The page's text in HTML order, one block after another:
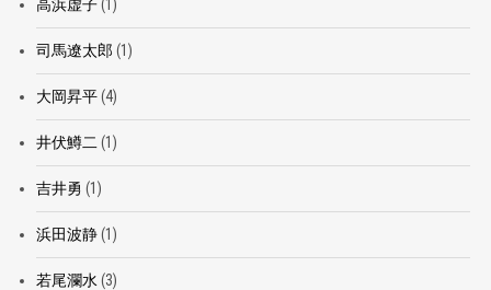
高浜虚子(1)
司馬遼太郎 (1)
大岡昇平(4)
井伏鱒二 (1)
吉井勇 (1)
浜田波静(1)
若尾瀾水 (3)